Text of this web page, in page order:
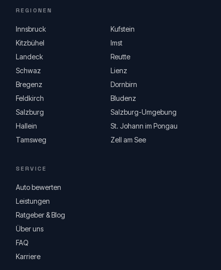
REGIONEN
Innsbruck
Kufstein
Kitzbühel
Imst
Landeck
Reutte
Schwaz
Lienz
Bregenz
Dornbirn
Feldkirch
Bludenz
Salzburg
Salzburg-Umgebung
Hallein
St. Johann im Pongau
Tamsweg
Zell am See
SERVICE
Auto bewerten
Leistungen
Ratgeber & Blog
Über uns
FAQ
Karriere